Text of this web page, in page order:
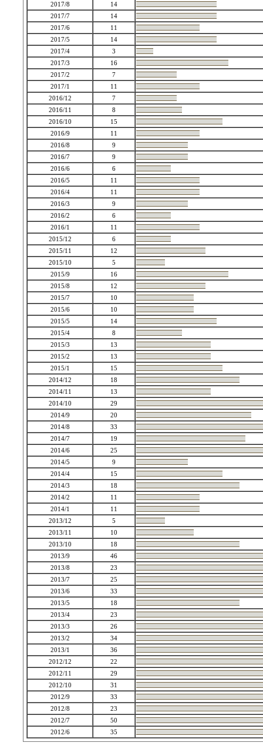
2017/8
14
2017/7
14
2017/6
11
2017/5
14
2017/4
3
2017/3
16
2017/2
7
2017/1
11
2016/12
7
2016/11
8
2016/10
15
2016/9
11
2016/8
9
2016/7
9
2016/6
6
2016/5
11
2016/4
11
2016/3
9
2016/2
6
2016/1
11
2015/12
6
2015/11
12
2015/10
5
2015/9
16
2015/8
12
2015/7
10
2015/6
10
2015/5
14
2015/4
8
2015/3
13
2015/2
13
2015/1
15
2014/12
18
2014/11
13
2014/10
29
2014/9
20
2014/8
33
2014/7
19
2014/6
25
2014/5
9
2014/4
15
2014/3
18
2014/2
11
2014/1
11
2013/12
5
2013/11
10
2013/10
18
2013/9
46
2013/8
23
2013/7
25
2013/6
33
2013/5
18
2013/4
23
2013/3
26
2013/2
34
2013/1
36
2012/12
22
2012/11
29
2012/10
31
2012/9
33
2012/8
23
2012/7
50
2012/6
35